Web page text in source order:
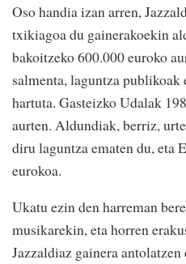
Oso handia izan arren,
txikiagoa du gainerakoekin
bakoitzeko 600.000 euroko
salmenta, laguntza publikoak
hartuta. Gasteizko Udalak
aurten. Aldundiak, berriz,
diru laguntza ematen du, eta
eurokoa.
Ukatu ezin den harreman
musikarekin, eta horren
Jazzaldiaz gainera